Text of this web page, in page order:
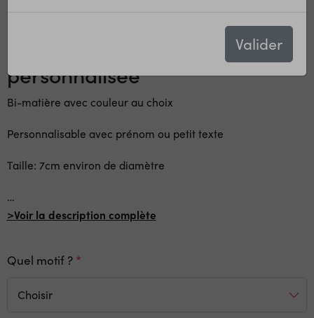
Valider
personnalisée
Bi-matière avec couleur au choix
Personnalisable avec prénom ou petit texte
Taille: 7cm environ de diamètre
…
>Voir la description complète
Quel motif ?